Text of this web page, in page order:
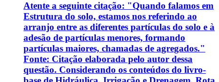
Atente a seguinte citação: "Quando falamos em
Estrutura do solo, estamos nos referindo ao
arranjo entre as diferentes partículas do solo e à
adesão de partículas menores, formando
partículas maiores, chamadas de agregados."
Fonte: Citação elaborada pelo autor dessa
questão. Considerando os conteúdos do livro-